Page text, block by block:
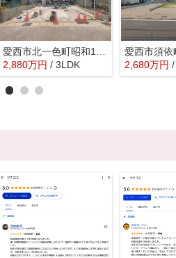
愛西市北一色町昭和172『仲介料無料』新築戸建て
2,880万円 / 3LDK 2,680万円